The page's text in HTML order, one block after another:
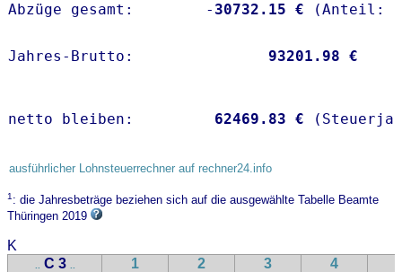
Abzüge gesamt:        - 30732.15 €
Jahres-Brutto: 93201.98 €
netto bleiben: 62469.83 €
ausführlicher Lohnsteuerrechner auf rechner24.info
1: die Jahresbeträge beziehen sich auf die ausgewählte Tabelle Beamte
Thüringen 2019
K
.. C 3 .. 1 2 3 4